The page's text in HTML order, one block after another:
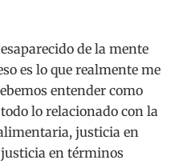
de la mente
es lo que realmente me
entender como
lo relacionado con la
justicia en
en términos